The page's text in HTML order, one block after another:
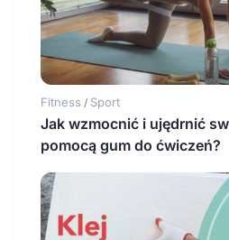
Fitness / Sport
Jak wzmocnić i ujędrnić
pomocą gum do ćwiczeń?